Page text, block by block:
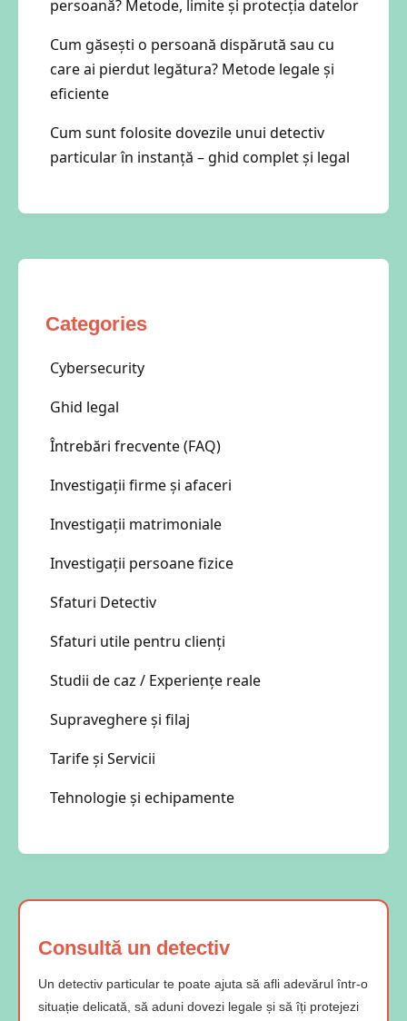
persoană? Metode, limite și protecția datelor
Cum găsești o persoană dispărută sau cu
care ai pierdut legătura? Metode legale și
eficiente
Cum sunt folosite dovezile unui detectiv
particular în instanță – ghid complet și legal
Categories
Cybersecurity
Ghid legal
Întrebări frecvente (FAQ)
Investigații firme și afaceri
Investigații matrimoniale
Investigații persoane fizice
Sfaturi Detectiv
Sfaturi utile pentru clienți
Studii de caz / Experiențe reale
Supraveghere și filaj
Tarife și Servicii
Tehnologie și echipamente
Consultă un detectiv
Un detectiv particular te poate ajuta să afli adevărul într-o
situație delicată, să aduni dovezi legale și să îți protejezi